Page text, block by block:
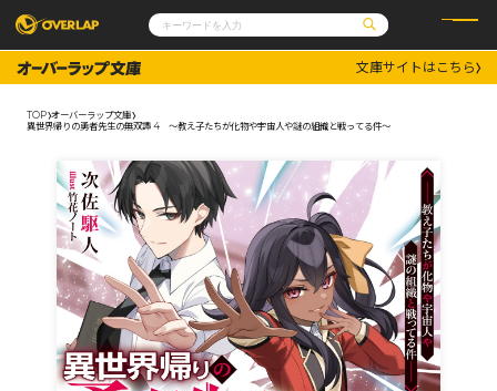
コミックガルド
コミッククリエ
LiQulle
ノベルス
ノベルスf
コミックエッセイ
ポケットモンスター
アニメ
ゲーム
OVERLAP STORE
オーバーラップ広報室
企業
会社概要
採用情報
アクセス
オーバーラップホールディングス
お問い合わせはこちら
オーバーラップ文庫
オーバーラップノベルス
文庫サイトはこちら
TOP オーバーラップ文庫
異世界帰りの勇者先生の無双譚 4 ～教え子たちが化物や宇宙人や謎の組織と戦ってる件～